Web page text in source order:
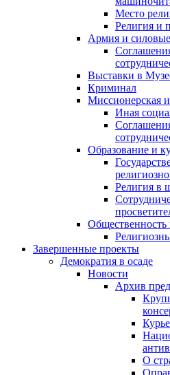
Место
Религия и
Армия и
Выставки в
Криминал
Миссионерская и
Иная
Образование и
Религия в
Завершенные проекты
Демократия в осаде
Новости
Архив
О